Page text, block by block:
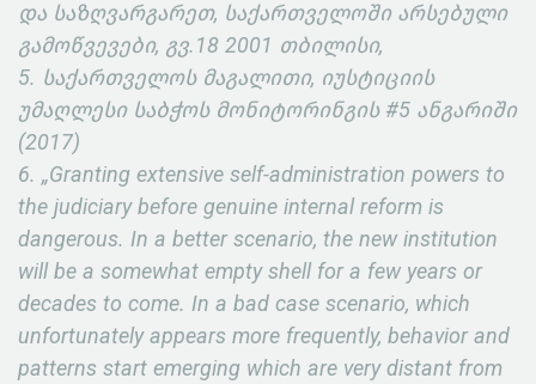
და საზღვარგარეთ, საქართველოში არსებული
გამოწვევები, გვ.18 2001 თბილისი,
5. საქართველოს მაგალითი, იუსტიციის
უმაღლესი საბჭოს მონიტორინგის #5 ანგარიში
(2017)
6. „Granting extensive self-administration powers to
the judiciary before genuine internal reform is
dangerous. In a better scenario, the new institution
will be a somewhat empty shell for a few years or
decades to come. In a bad case scenario, which
unfortunately appears more frequently, behavior and
patterns start emerging which are very distant from